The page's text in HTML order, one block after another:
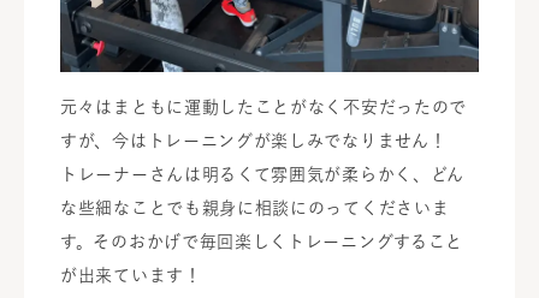
元々はまともに運動したことがなく不安だったので
すが、今はトレーニングが楽しみでなりません！
トレーナーさんは明るくて雰囲気が柔らかく、どん
な些細なことでも親身に相談にのってくださいま
す。そのおかげで毎回楽しくトレーニングすること
が出来ています！